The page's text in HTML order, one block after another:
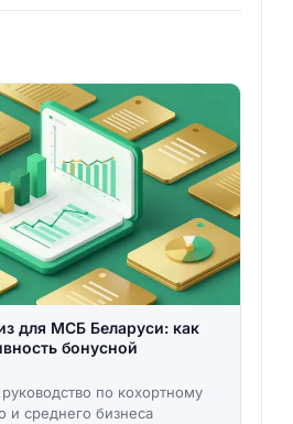
для МСБ Беларуси: как
бонусной
по кохортному
и среднего бизнеса